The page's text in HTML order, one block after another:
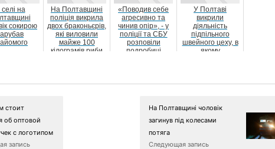
на
сокирою
На Полтавщині
поліція викрила
двох браконьєрів,
які виловили
майже 100
кілограмів риби
«Поводив себе
агресивно та
чинив опір», - у
поліції та СБУ
розповіли
подробиці
У Полтаві
викрили
діяльність
підпільного
швейного цеху, в
якому
стоит
об оптовой
с логотипом
запись
На Полтавщині чоловік
загинув під колесами
потяга
Следующая запись